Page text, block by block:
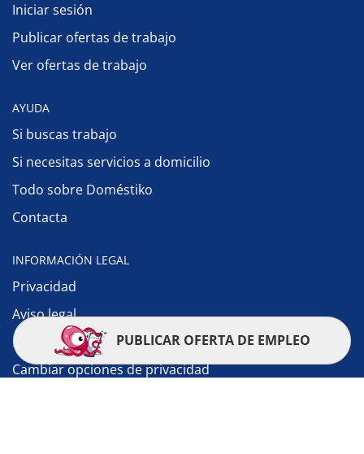
Iniciar sesión
Publicar ofertas de trabajo
Ver ofertas de trabajo
AYUDA
Si buscas trabajo
Si necesitas servicios a domicilio
Todo sobre Doméstiko
Contacta
INFORMACIÓN LEGAL
Privacidad
Aviso legal
Política de cookies
Cambiar opciones de privacidad
PUBLICAR OFERTA DE EMPLEO